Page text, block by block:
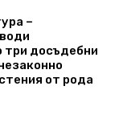
–
три досъдебни
от рода